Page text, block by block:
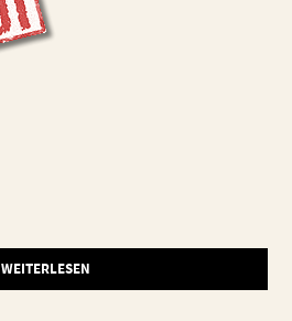
WEITERLESEN